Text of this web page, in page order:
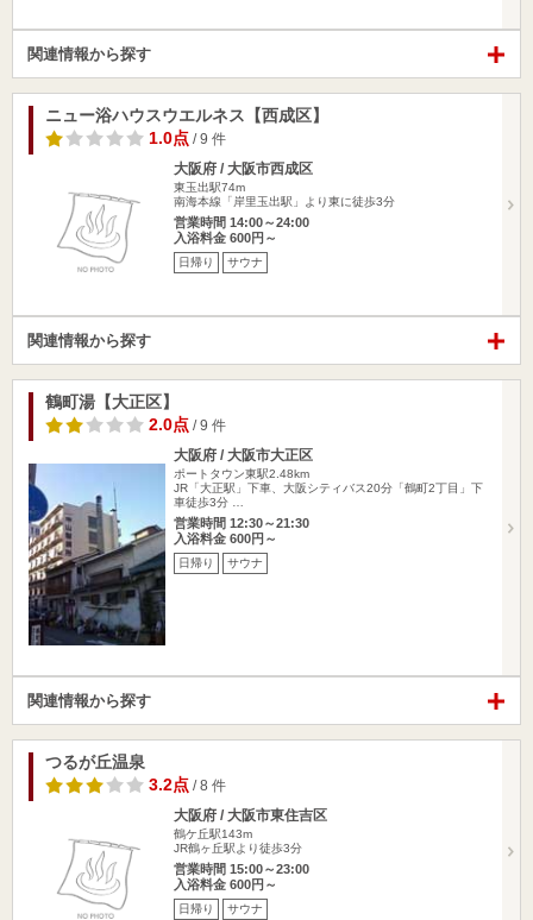
関連情報から探す
ニュー浴ハウスウエルネス【西成区】
1.0点 / 9 件
大阪府 / 大阪市西成区
東玉出駅74m
南海本線「岸里玉出駅」より東に徒歩3分
営業時間 14:00～24:00
入浴料金 600円～
日帰り サウナ
関連情報から探す
鶴町湯【大正区】
2.0点 / 9 件
大阪府 / 大阪市大正区
ポートタウン東駅2.48km
JR「大正駅」下車、大阪シティバス20分「鶴町2丁目」下
車徒歩3分 …
営業時間 12:30～21:30
入浴料金 600円～
日帰り サウナ
関連情報から探す
つるが丘温泉
3.2点 / 8 件
大阪府 / 大阪市東住吉区
鶴ケ丘駅143m
JR鶴ヶ丘駅より徒歩3分
営業時間 15:00～23:00
入浴料金 600円～
日帰り サウナ